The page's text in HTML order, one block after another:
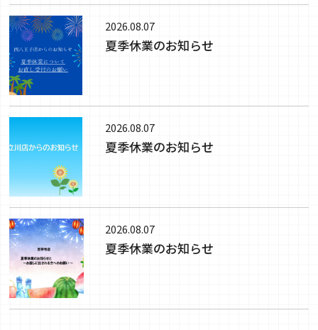
2026.08.07
夏季休業のお知らせ
2026.08.07
夏季休業のお知らせ
2026.08.07
夏季休業のお知らせ